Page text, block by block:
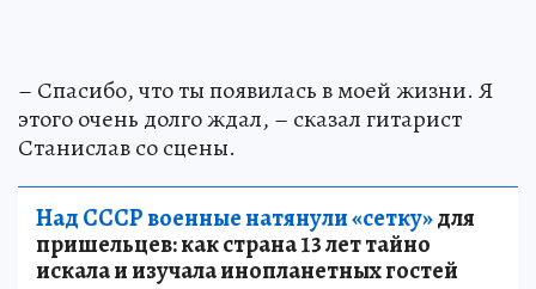
– Спасибо, что ты появилась в моей жизни. Я
этого очень долго ждал, – сказал гитарист
Станислав со сцены.
Над СССР военные натянули «сетку»для
пришельцев: как страна 13 лет тайно
искала и изучала инопланетных гостей